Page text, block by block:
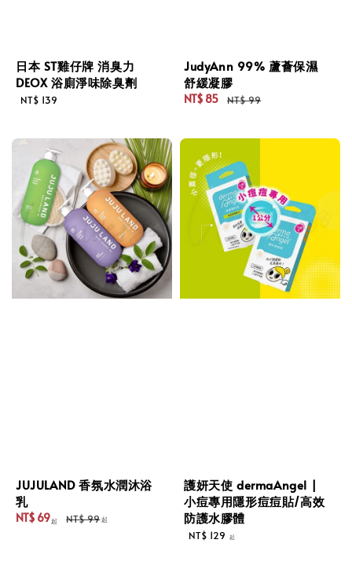
日本 ST雞仔牌 消臭力
DEOX 浴廁淨味除臭劑
Regular
NT$ 139
JudyAnn 99% 蘆薈保濕
舒緩凝膠
NT$ 85
NT$ 99
JUJULAND 香氛水潤沐浴
乳
NT$ 69起 NT$ 99起
護妍天使 dermaAngel |
小痘專用隱形痘痘貼/高效
防護水膠體
Regular
NT$ 129 起